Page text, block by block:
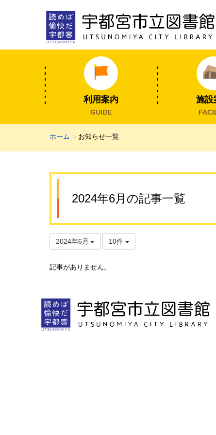
利用案内
GUIDE
施設
ホーム お知らせ一覧
2024年6月の記事一覧
2024年6月 10件
記事がありません。